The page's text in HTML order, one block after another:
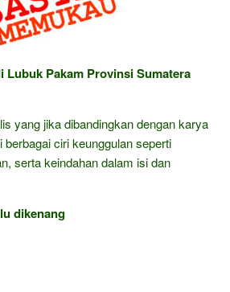
Lubuk Pakam Provinsi Sumatera
yang jika dibandingkan dengan karya
ciri keunggulan seperti
serta keindahan dalam isi dan
dikenang